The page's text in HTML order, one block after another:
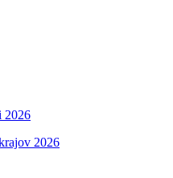
2026
2026